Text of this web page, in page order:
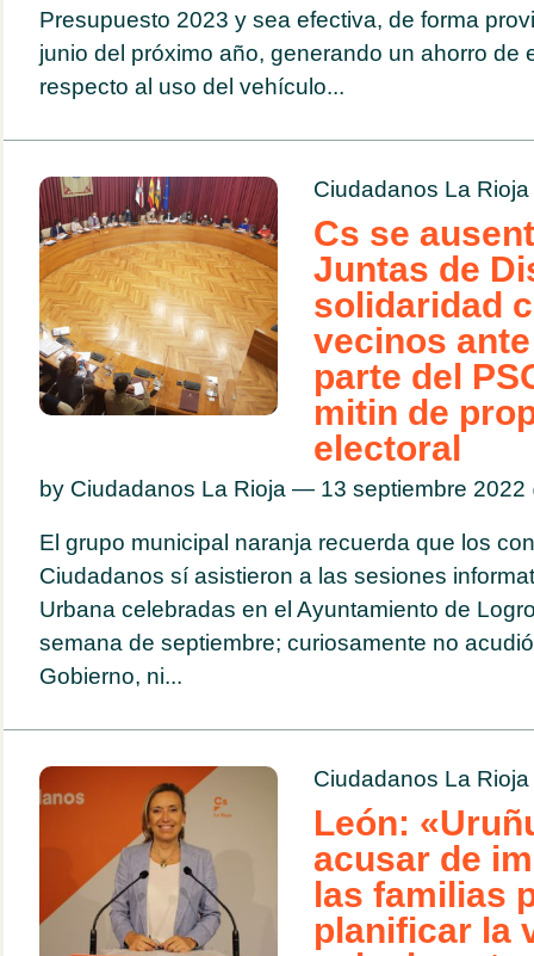
Presupuesto 2023 y sea efectiva, de forma
junio del próximo año, generando un ahorro de
respecto al uso del vehículo...
Ciudadanos La Rioja
Cs se
Juntas de
solidaridad
vecinos
parte del
mitin de
electoral
by Ciudadanos La Rioja — 13 septiembre 2022
El grupo municipal naranja recuerda que los
Ciudadanos sí asistieron a las sesiones
Urbana celebradas en el Ayuntamiento de
semana de septiembre; curiosamente no
Gobierno, ni...
Ciudadanos La Rioja
León:
acusar de
las familias
planificar la